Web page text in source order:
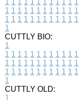
1 1 1 1 1 1 1 1 1 1 1 1
1 1 1 1 1 1 1 1 1 1 1 1
1
CUTTLY BIO:
1
1 1 1 1 1 1 1 1 1 1 1 1
1 1 1 1 1 1 1 1 1 1 1 1
1 1 1 1 1 1 1 1 1 1 1 1
1
CUTTLY OLD:
1